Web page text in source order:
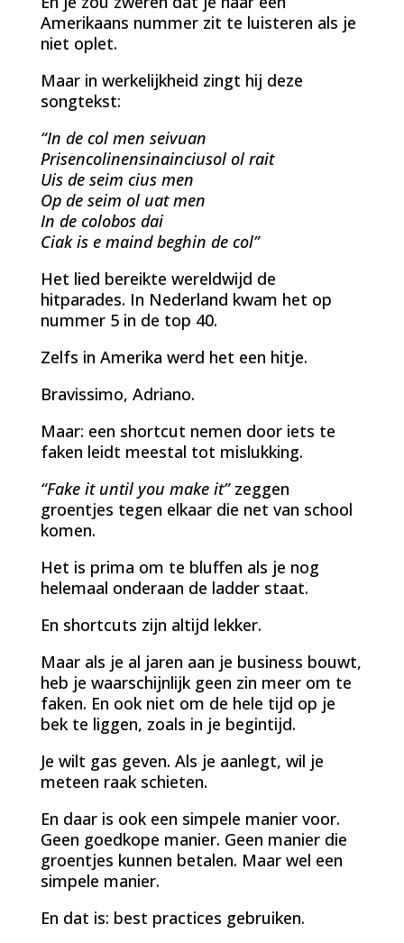
Amerikaans nummer zit te luisteren als je
niet oplet.
Maar in werkelijkheid zingt hij deze
songtekst:
“In de col men seivuan
Prisencolinensinainciusol ol rait
Uis de seim cius men
Op de seim ol uat men
In de colobos dai
Ciak is e maind beghin de col”
Het lied bereikte wereldwijd de
hitparades. In Nederland kwam het op
nummer 5 in de top 40.
Zelfs in Amerika werd het een hitje.
Bravissimo, Adriano.
Maar: een shortcut nemen door iets te
faken leidt meestal tot mislukking.
“Fake it until you make it”zeggen
groentjes tegen elkaar die net van school
komen.
Het is prima om te bluffen als je nog
helemaal onderaan de ladder staat.
En shortcuts zijn altijd lekker.
Maar als je al jaren aan je business bouwt,
heb je waarschijnlijk geen zin meer om te
faken. En ook niet om de hele tijd op je
bek te liggen, zoals in je begintijd.
Je wilt gas geven. Als je aanlegt, wil je
meteen raak schieten.
En daar is ook een simpele manier voor.
Geen goedkope manier. Geen manier die
groentjes kunnen betalen. Maar wel een
simpele manier.
En dat is: best practices gebruiken.